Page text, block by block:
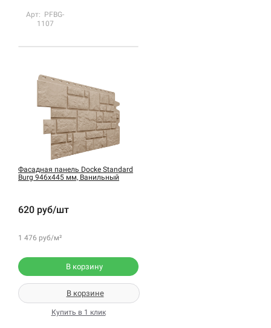
Арт: PFBG-
1107
Фасадная панель Docke Standard
Burg 946х445 мм, Ванильный
620 руб/шт
1 476 руб/м²
В корзину
В корзине
Купить в 1 клик